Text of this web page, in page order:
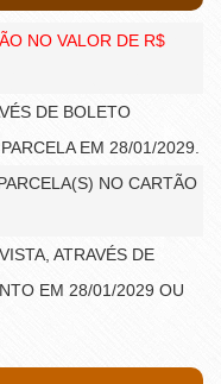
NO VALOR DE R$
DE BOLETO
EM 28/01/2029.
NO CARTÃO
ATRAVÉS DE
EM 28/01/2029 OU